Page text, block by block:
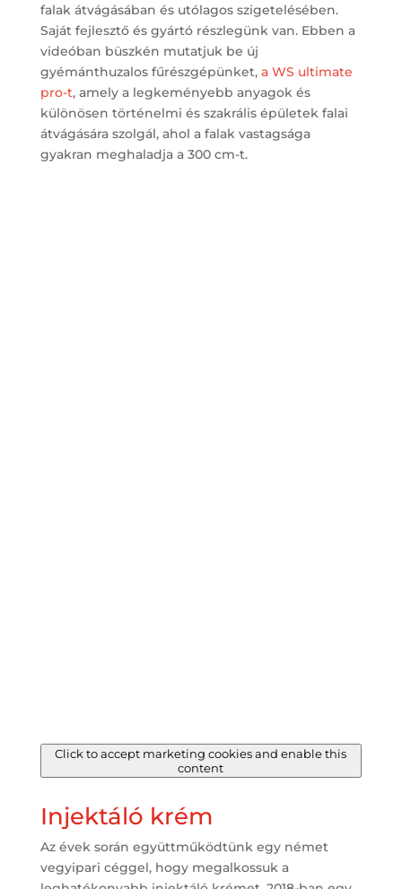
falak átvágásában és utólagos szigetelésében.
Saját fejlesztő és gyártó részlegünk van. Ebben a
videóban büszkén mutatjuk be új
gyémánthuzalos fűrészgépünket, a WS ultimate
pro-t, amely a legkeményebb anyagok és
különösen történelmi és szakrális épületek falai
átvágására szolgál, ahol a falak vastagsága
gyakran meghaladja a 300 cm-t.
Click to accept marketing cookies and enable this
content
Injektáló krém
Az évek során együttműködtünk egy német
vegyipari céggel, hogy megalkossuk a